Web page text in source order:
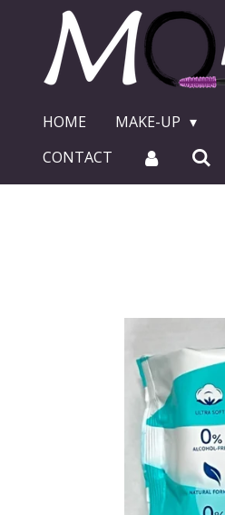
hoofdinhoud
HOME MAKE-UP
CONTACT